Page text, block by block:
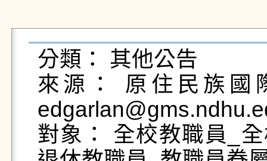
分類： 其他公告
來源： 原住民族國
對象： 全校教職員_